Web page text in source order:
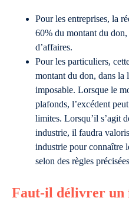
Pour les entreprises, la
60% du montant du
d’affaires.
Pour les particuliers,
montant du don, dans la
imposable. Lorsque le
plafonds, l’excédent
limites. Lorsqu’il s’agit
industrie, il faudra
industrie pour connaître
selon des règles
Faut-il délivrer un